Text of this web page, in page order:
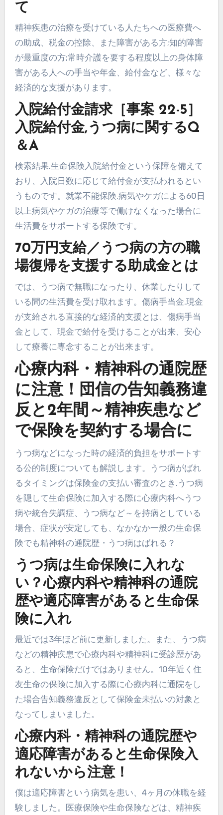
て
精神疾患の治療を受けている人たちへの医療費へ
の助成、税金の控除、また障害がある方;知的障害
が最重度の方;常時介護を要する程度以上の身体障
害がある人への手当や年金、給付金など、様々な
経済的な支援があります。
入院給付金請求［事案 22-5］
入院給付金,うつ病に関するQ
＆A
検索結果.生命保険入院給付金という保障を備えて
おり、入院日数に応じて給付金が支払われるとい
うものです。就業不能保険.病気やケガによる60日
以上病気やケガの治療等で働けなくなった場合に
生活費をサポートする保険です。
70万円支給／うつ病の方の職
場復帰を支援する助成金とは
では、うつ病で無職になったり、休業したりして
いる間の生活費を受け取れます。傷病手当金.現金
が支給される直接的な経済的支援とは、傷病手当
金として、現金で給付を受けることが出来、安心
して療養に専念することが出来ます。
心療内科・精神科の通院歴
に注意！団信の告知義務違
反と2年間～精神疾患など
で保険を契約する場合に
うつ病などになった時の経済的負担をサポートす
る公的制度についても解説します。うつ病がばれ
るタイミングは保険金の支払い審査のとき.うつ病
を隠して生命保険に加入する際に心療内科へうつ
病や統合失調症、うつ病など～を持病としている
場合、症状が安定しても、なかなか一般の生命保
険でも精神科の通院歴・うつ病はばれる？
うつ病は生命保険に入れな
い？心療内科や精神科の通院
歴や適応障害があると生命保
険に入れ
最近では3年ほど前に更新しました。また、うつ病
などの精神疾患で心療内科や精神科に受診歴があ
ると、生命保険だけではありません。10年近く住
友生命の保険に加入する際に心療内科に通院をし
た場合告知義務違反として保険金未払いの対象と
なってしまいました。
心療内科・精神科の通院歴や
適応障害があると生命保険入
れないから注意！
僕は適応障害という病気を患い、4ヶ月の休職を経
験しました。医療保険や生命保険などは、精神疾